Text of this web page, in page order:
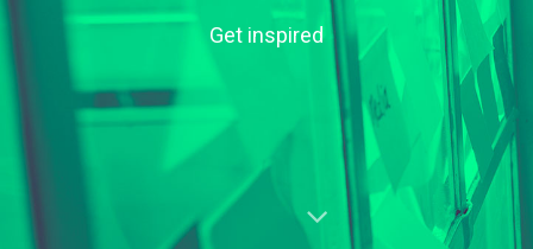
Get inspired